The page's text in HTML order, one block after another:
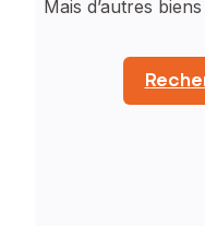
Mais d’autres